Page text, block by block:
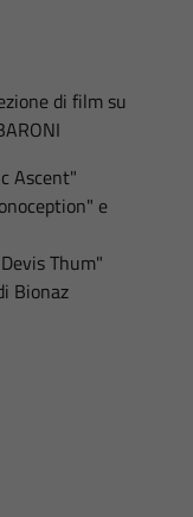
di film su
Ascent"
e
Thum"
Bionaz